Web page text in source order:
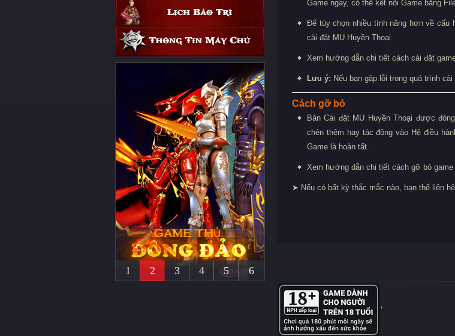
1 2 3 4 5 6
Game ngay, có thể kết nối Game bằng
Để tùy chọn nhiều tính năng hơn về
cài đặt MU Huyền Thoại
Xem hướng dẫn chi tiết cách cài đặt
Lưu ý: Nếu bạn gặp lỗi trong quá trình
Cách gỡ bỏ
Bản Cài đặt MU Huyền Thoại được
chèn thêm hay tác động vào Hệ điều
Game là hoàn tất.
Xem hướng dẫn chi tiết cách gỡ bỏ
➤ Nếu có bất kỳ thắc mắc nào, bạn thể liên